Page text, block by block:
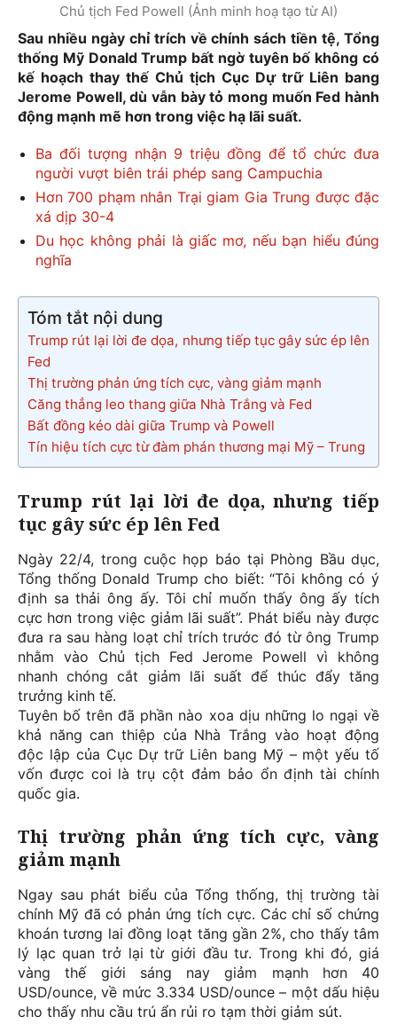
Chủ tịch Fed Powell (Ảnh minh hoạ tạo từ AI)
Sau nhiều ngày chỉ trích về chính sách tiền tệ, Tổng
thống Mỹ Donald Trump bất ngờ tuyên bố không có
kế hoạch thay thế Chủ tịch Cục Dự trữ Liên bang
Jerome Powell, dù vẫn bày tỏ mong muốn Fed hành
động mạnh mẽ hơn trong việc hạ lãi suất.
Ba đối tượng nhận 9 triệu đồng để tổ chức đưa
người vượt biên trái phép sang Campuchia
Hơn 700 phạm nhân Trại giam Gia Trung được đặc
xá dịp 30-4
Du học không phải là giấc mơ, nếu bạn hiểu đúng
nghĩa
Tóm tắt nội dung
Trump rút lại lời đe dọa, nhưng tiếp tục gây sức ép lên
Fed
Thị trường phản ứng tích cực, vàng giảm mạnh
Căng thẳng leo thang giữa Nhà Trắng và Fed
Bất đồng kéo dài giữa Trump và Powell
Tín hiệu tích cực từ đàm phán thương mại Mỹ – Trung
Trump rút lại lời đe dọa, nhưng tiếp
tục gây sức ép lên Fed
Ngày 22/4, trong cuộc họp báo tại Phòng Bầu dục,
Tổng thống Donald Trump cho biết: “Tôi không có ý
định sa thải ông ấy. Tôi chỉ muốn thấy ông ấy tích
cực hơn trong việc giảm lãi suất”. Phát biểu này được
đưa ra sau hàng loạt chỉ trích trước đó từ ông Trump
nhằm vào Chủ tịch Fed Jerome Powell vì không
nhanh chóng cắt giảm lãi suất để thúc đẩy tăng
trưởng kinh tế.
Tuyên bố trên đã phần nào xoa dịu những lo ngại về
khả năng can thiệp của Nhà Trắng vào hoạt động
độc lập của Cục Dự trữ Liên bang Mỹ – một yếu tố
vốn được coi là trụ cột đảm bảo ổn định tài chính
quốc gia.
Thị trường phản ứng tích cực, vàng
giảm mạnh
Ngay sau phát biểu của Tổng thống, thị trường tài
chính Mỹ đã có phản ứng tích cực. Các chỉ số chứng
khoán tương lai đồng loạt tăng gần 2%, cho thấy tâm
lý lạc quan trở lại từ giới đầu tư. Trong khi đó, giá
vàng thế giới sáng nay giảm mạnh hơn 40
USD/ounce, về mức 3.334 USD/ounce – một dấu hiệu
cho thấy nhu cầu trú ẩn rủi ro tạm thời giảm sút.